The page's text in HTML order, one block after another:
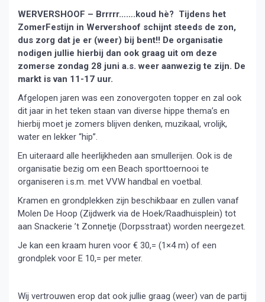
WERVERSHOOF – Brrrrr…….koud hè? Tijdens het
ZomerFestijn in Wervershoof schijnt steeds de zon,
dus zorg dat je er (weer) bij bent!! De organisatie
nodigen jullie hierbij dan ook graag uit om deze
zomerse zondag 28 juni a.s. weer aanwezig te zijn. De
markt is van 11-17 uur.
Afgelopen jaren was een zonovergoten topper en zal ook
dit jaar in het teken staan van diverse hippe thema’s en
hierbij moet je zomers blijven denken, muzikaal, vrolijk,
water en lekker “hip”.
En uiteraard alle heerlijkheden aan smullerijen. Ook is de
organisatie bezig om een Beach sporttoernooi te
organiseren i.s.m. met VVW handbal en voetbal.
Kramen en grondplekken zijn beschikbaar en zullen vanaf
Molen De Hoop (Zijdwerk via de Hoek/Raadhuisplein) tot
aan Snackerie ’t Zonnetje (Dorpsstraat) worden neergezet.
Je kan een kraam huren voor € 30,= (1×4 m) of een
grondplek voor E 10,= per meter.
Wij vertrouwen erop dat ook jullie graag (weer) van de partij